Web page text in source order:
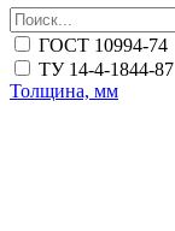
ГОСТ 10994-74
ТУ 14-4-1844-87
Толщина, мм